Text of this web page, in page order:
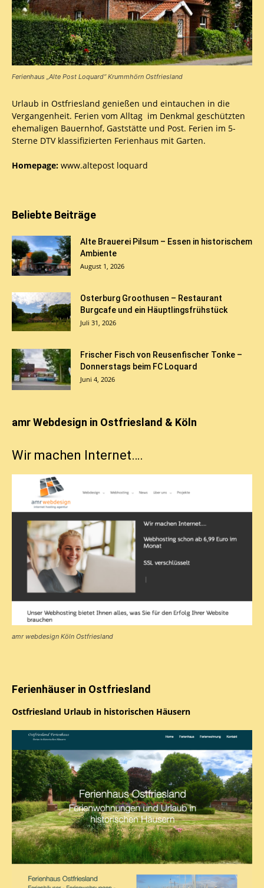
Ferienhaus „Alte Post Loquard“ Krummhörn Ostfriesland
Urlaub in Ostfriesland genießen und eintauchen in die
Vergangenheit. Ferien vom Alltag im Denkmal geschützten
ehemaligen Bauernhof, Gaststätte und Post. Ferien im 5-
Sterne DTV klassifizierten Ferienhaus mit Garten.
Homepage: www.altepost loquard
Beliebte Beiträge
Alte Brauerei Pilsum – Essen in historischem
Ambiente
August 1, 2026
Osterburg Groothusen – Restaurant
Burgcafe und ein Häuptlingsfrühstück
Juli 31, 2026
Frischer Fisch von Reusenfischer Tonke –
Donnerstags beim FC Loquard
Juni 4, 2026
amr Webdesign in Ostfriesland & Köln
Wir machen Internet….
amr webdesign Köln Ostfriesland
Ferienhäuser in Ostfriesland
Ostfriesland Urlaub in historischen Häusern